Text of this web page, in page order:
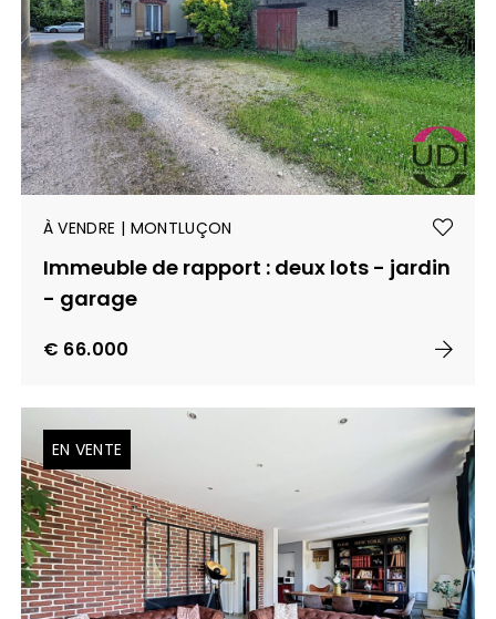
À VENDRE | MONTLUÇON
Immeuble de rapport : deux lots - jardin
- garage
€ 66.000
EN VENTE